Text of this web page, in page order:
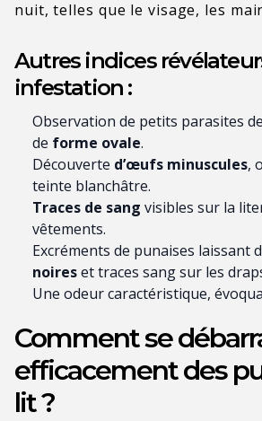
nuit, telles que le visage, les
Autres indices
infestation :
Observation de petits parasites
de forme ovale.
Découverte d’œufs minuscules,
teinte blanchâtre.
Traces de sang visibles sur la
vêtements.
Excréments de punaises laissant
noireset traces sang sur les
Une odeur caractéristique,
Comment se
efficacement des
lit ?